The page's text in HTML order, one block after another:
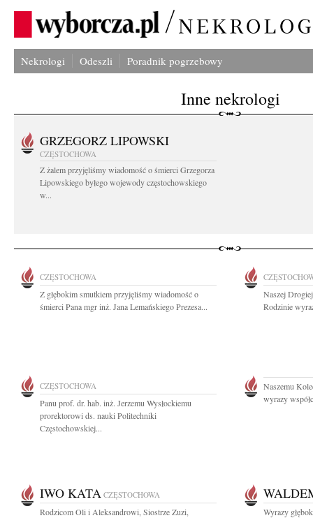
Nekrologi Odeszli Poradnik pogrzebowy
Inne nekrologi
GRZEGORZ LIPOWSKI
CZĘSTOCHOWA
Z żalem przyjęliśmy wiadomość o śmierci Grzegorza
Lipowskiego byłego wojewody częstochowskiego
w...
CZĘSTOCHOWA
Z głębokim smutkiem przyjęliśmy wiadomość o
śmierci Pana mgr inż. Jana Lemańskiego Prezesa...
Naszej
Rodzinie
CZĘSTOCHOWA
Panu prof. dr. hab. inż. Jerzemu Wysłockiemu
prorektorowi ds. nauki Politechniki
Częstochowskiej...
Naszemu
wyrazy
IWO KATA CZĘSTOCHOWA
Rodzicom Oli i Aleksandrowi, Siostrze Zuzi,
Wyrazy